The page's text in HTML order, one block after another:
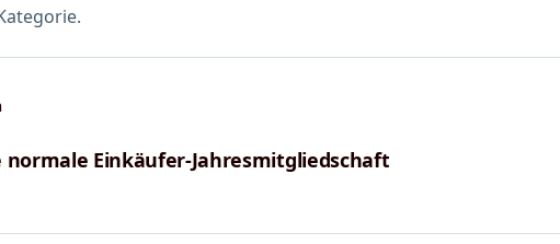
normale Einkäufer-Jahresmitgliedschaft